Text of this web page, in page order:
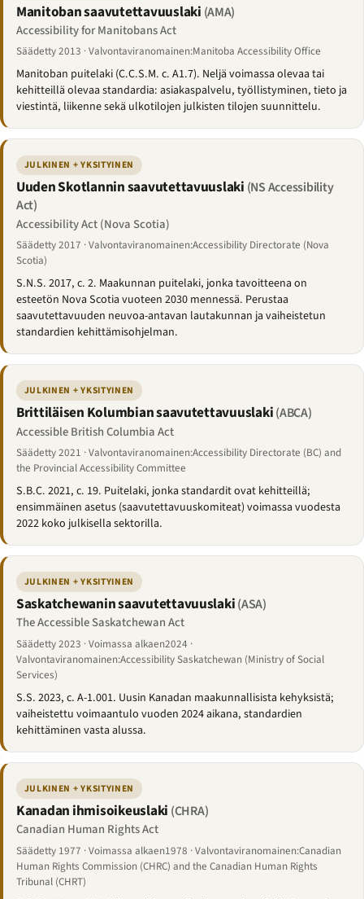
Manitoban saavutettavuuslaki (AMA)
Accessibility for Manitobans Act
Säädetty 2013 · Valvontaviranomainen:Manitoba Accessibility Office
Manitoban puitelaki (C.C.S.M. c. A1.7). Neljä voimassa olevaa tai
kehitteillä olevaa standardia: asiakaspalvelu, työllistyminen, tieto ja
viestintä, liikenne sekä ulkotilojen julkisten tilojen suunnittelu.
JULKINEN + YKSITYINEN
Uuden Skotlannin saavutettavuuslaki (NS Accessibility
Act)
Accessibility Act (Nova Scotia)
Säädetty 2017 · Valvontaviranomainen:Accessibility Directorate (Nova
Scotia)
S.N.S. 2017, c. 2. Maakunnan puitelaki, jonka tavoitteena on
esteetön Nova Scotia vuoteen 2030 mennessä. Perustaa
saavutettavuuden neuvoa-antavan lautakunnan ja vaiheistetun
standardien kehittämisohjelman.
JULKINEN + YKSITYINEN
Brittiläisen Kolumbian saavutettavuuslaki(ABCA)
Accessible British Columbia Act
Säädetty 2021 · Valvontaviranomainen:Accessibility Directorate (BC) and
the Provincial Accessibility Committee
S.B.C. 2021, c. 19. Puitelaki, jonka standardit ovat kehitteillä;
ensimmäinen asetus (saavutettavuuskomiteat) voimassa vuodesta
2022 koko julkisella sektorilla.
JULKINEN + YKSITYINEN
Saskatchewanin saavutettavuuslaki(ASA)
The Accessible Saskatchewan Act
Säädetty 2023 · Voimassa alkaen2024 ·
Valvontaviranomainen:Accessibility Saskatchewan (Ministry of Social
Services)
S.S. 2023, c. A-1.001. Uusin Kanadan maakunnallisista kehyksistä;
vaiheistettu voimaantulo vuoden 2024 aikana, standardien
kehittäminen vasta alussa.
JULKINEN + YKSITYINEN
Kanadan ihmisoikeuslaki (CHRA)
Canadian Human Rights Act
Säädetty 1977 · Voimassa alkaen1978 · Valvontaviranomainen:Canadian
Human Rights Commission (CHRC) and the Canadian Human Rights
Tribunal (CHRT)